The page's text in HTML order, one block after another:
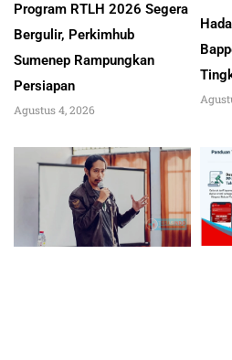
Program RTLH 2026 Segera
Bergulir, Perkimhub
Sumenep Rampungkan
Persiapan
Agustus 4, 2026